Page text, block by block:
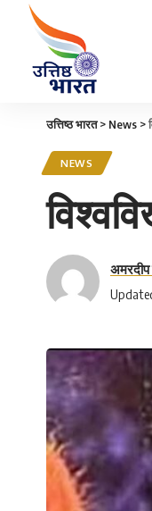
उत्तिष्ठ भारत> News >
NEWS
अमरदीप